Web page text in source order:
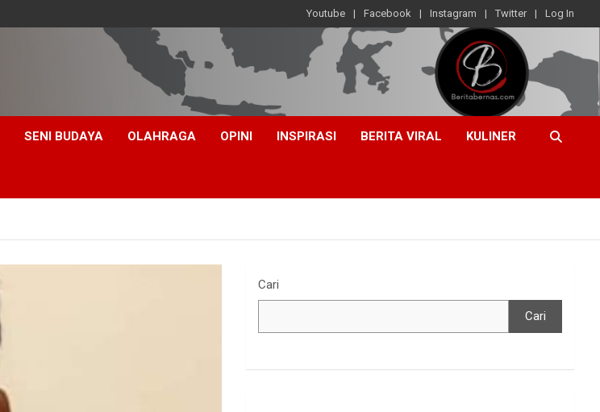
Youtube Facebook Instagram Twitter Log In
SENI BUDAYA OLAHRAGA OPINI INSPIRASI BERITA VIRAL KULINER
Cari
Cari